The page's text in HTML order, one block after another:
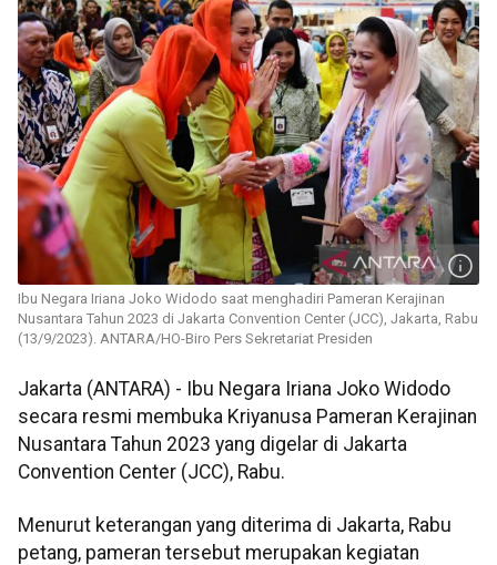
Ibu Negara Iriana Joko Widodo saat menghadiri Pameran Kerajinan
Nusantara Tahun 2023 di Jakarta Convention Center (JCC), Jakarta, Rabu
(13/9/2023). ANTARA/HO-Biro Pers Sekretariat Presiden
Jakarta (ANTARA) - Ibu Negara Iriana Joko Widodo
secara resmi membuka Kriyanusa Pameran Kerajinan
Nusantara Tahun 2023 yang digelar di Jakarta
Convention Center (JCC), Rabu.
Menurut keterangan yang diterima di Jakarta, Rabu
petang, pameran tersebut merupakan kegiatan